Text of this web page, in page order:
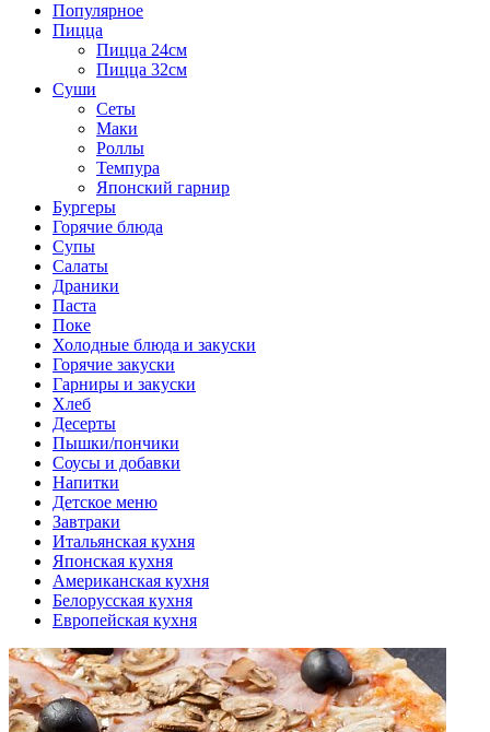
Популярное
Пицца
Пицца 24см
Пицца 32см
Суши
Сеты
Маки
Роллы
Темпура
Японский гарнир
Бургеры
Горячие блюда
Супы
Салаты
Драники
Паста
Поке
Холодные блюда и закуски
Горячие закуски
Гарниры и закуски
Хлеб
Десерты
Пышки/пончики
Соусы и добавки
Напитки
Детское меню
Завтраки
Итальянская кухня
Японская кухня
Американская кухня
Белорусская кухня
Европейская кухня